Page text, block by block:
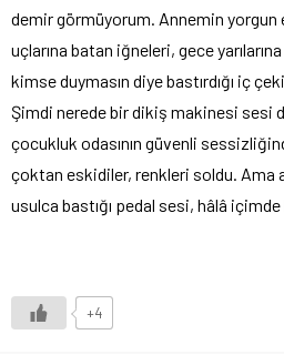
demir görmüyorum. Annemin
uçlarına batan iğneleri, gece
kimse duymasın diye bastırdığı iç
Şimdi nerede bir dikiş makinesi sesi
çocukluk odasının güvenli
çoktan eskidiler, renkleri soldu. Ama
usulca bastığı pedal sesi, hâlâ
+4